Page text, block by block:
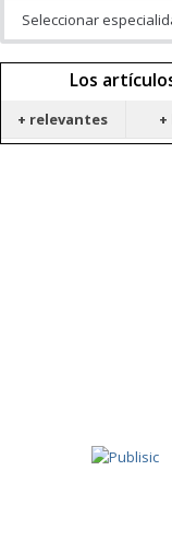
Los
+ relevantes